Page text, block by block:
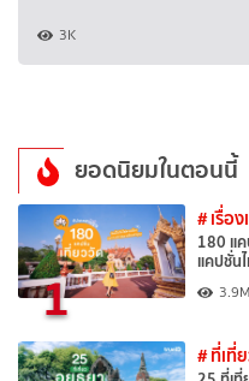
3K
ยอดนิยมในตอนนี้
1
# เรื่อ
180 แ
แคปชั่น
3.9M
# ที่เที่